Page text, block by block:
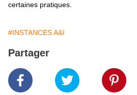
certaines pratiques.
#INSTANCES A&I
Partager